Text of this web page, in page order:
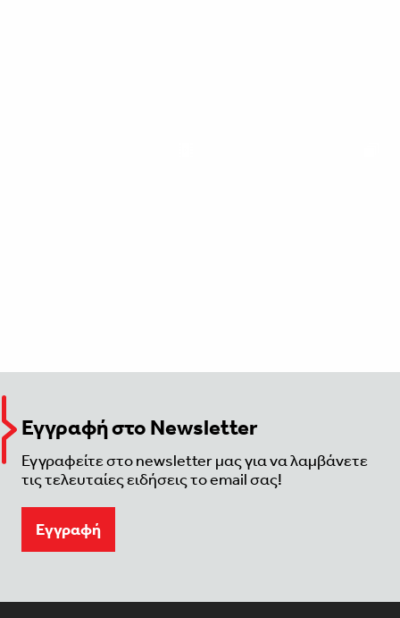
Εγγραφή στο Newsletter
Εγγραφείτε στο newsletter μας για να λαμβάνετε
τις τελευταίες ειδήσεις το email σας!
Eγγραφή